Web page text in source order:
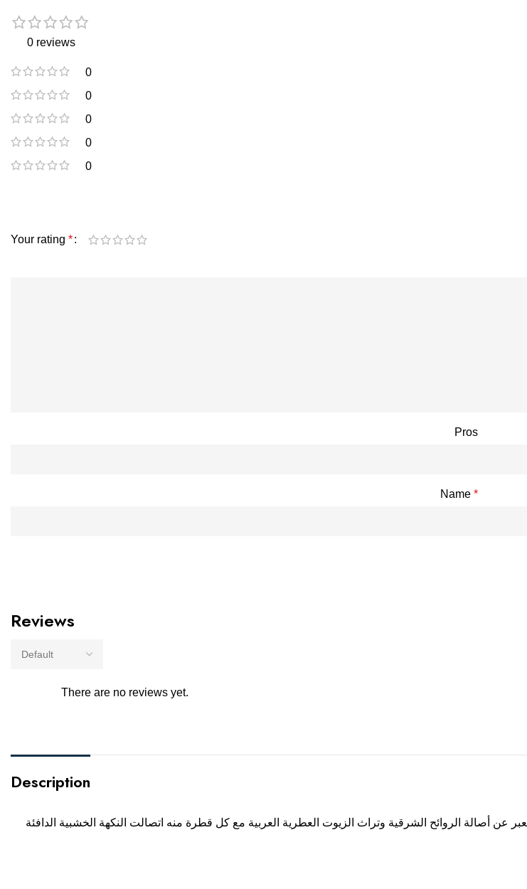
0 reviews
0
0
0
0
0
Reviews
There are no reviews yet.
Your rating *
Pros
Name *
Description
أصالة الروائح الشرقية وتراث الزيوت العطرية العربية مع كل قطرة منه اتصالت النكهة الخشبية الدافئة